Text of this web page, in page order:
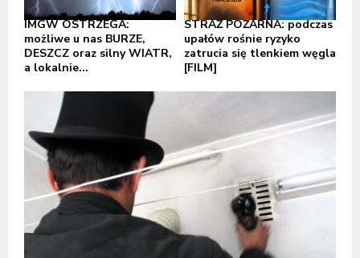
IMGW OSTRZEGA:
możliwe u nas BURZE,
DESZCZ oraz silny WIATR,
a lokalnie...
STRAŻ POŻARNA: podczas
upałów rośnie ryzyko
zatrucia się tlenkiem węgla
[FILM]